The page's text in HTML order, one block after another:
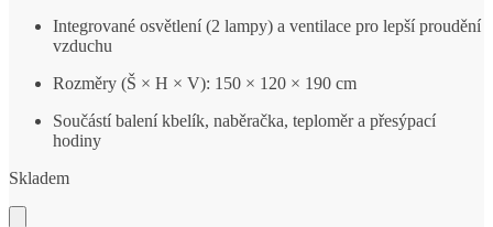
Integrované osvětlení (2 lampy) a ventilace pro lepší proudění
vzduchu
Rozměry (Š × H × V): 150 × 120 × 190 cm
Součástí balení kbelík, naběračka, teploměr a přesýpací
hodiny
Skladem